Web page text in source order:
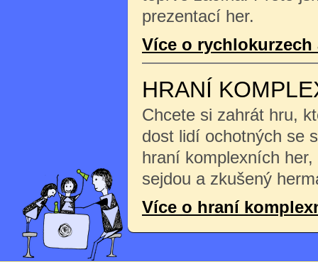
prezentací her.
Více o rychlokurzech
HRANÍ
Chcete si zahrát hru,
dost lidí ochotných se
hraní komplexních
sejdou a zkušený
Více o hraní